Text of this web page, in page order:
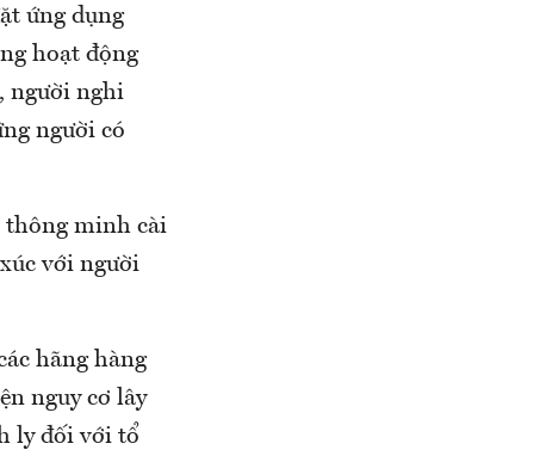
ứng dụng
hoạt động
người nghi
người có
thông minh cài
với người
hãng hàng
nguy cơ lây
ly đối với tổ